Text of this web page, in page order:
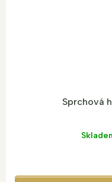
Sprchová